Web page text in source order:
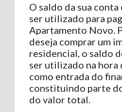
O saldo da sua conta
ser utilizado para
Apartamento Novo.
deseja comprar um
residencial, o saldo
ser utilizado na hora
como entrada do
constituindo parte
do valor total.